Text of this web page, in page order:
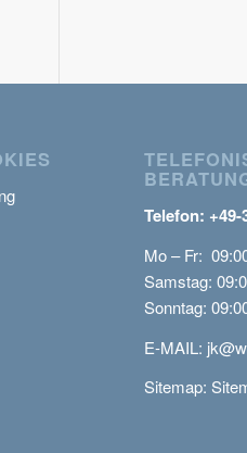
Telefon: +49-
Mo – Fr:
Samstag:
Sonntag:
E-MAIL:
Sitemap: